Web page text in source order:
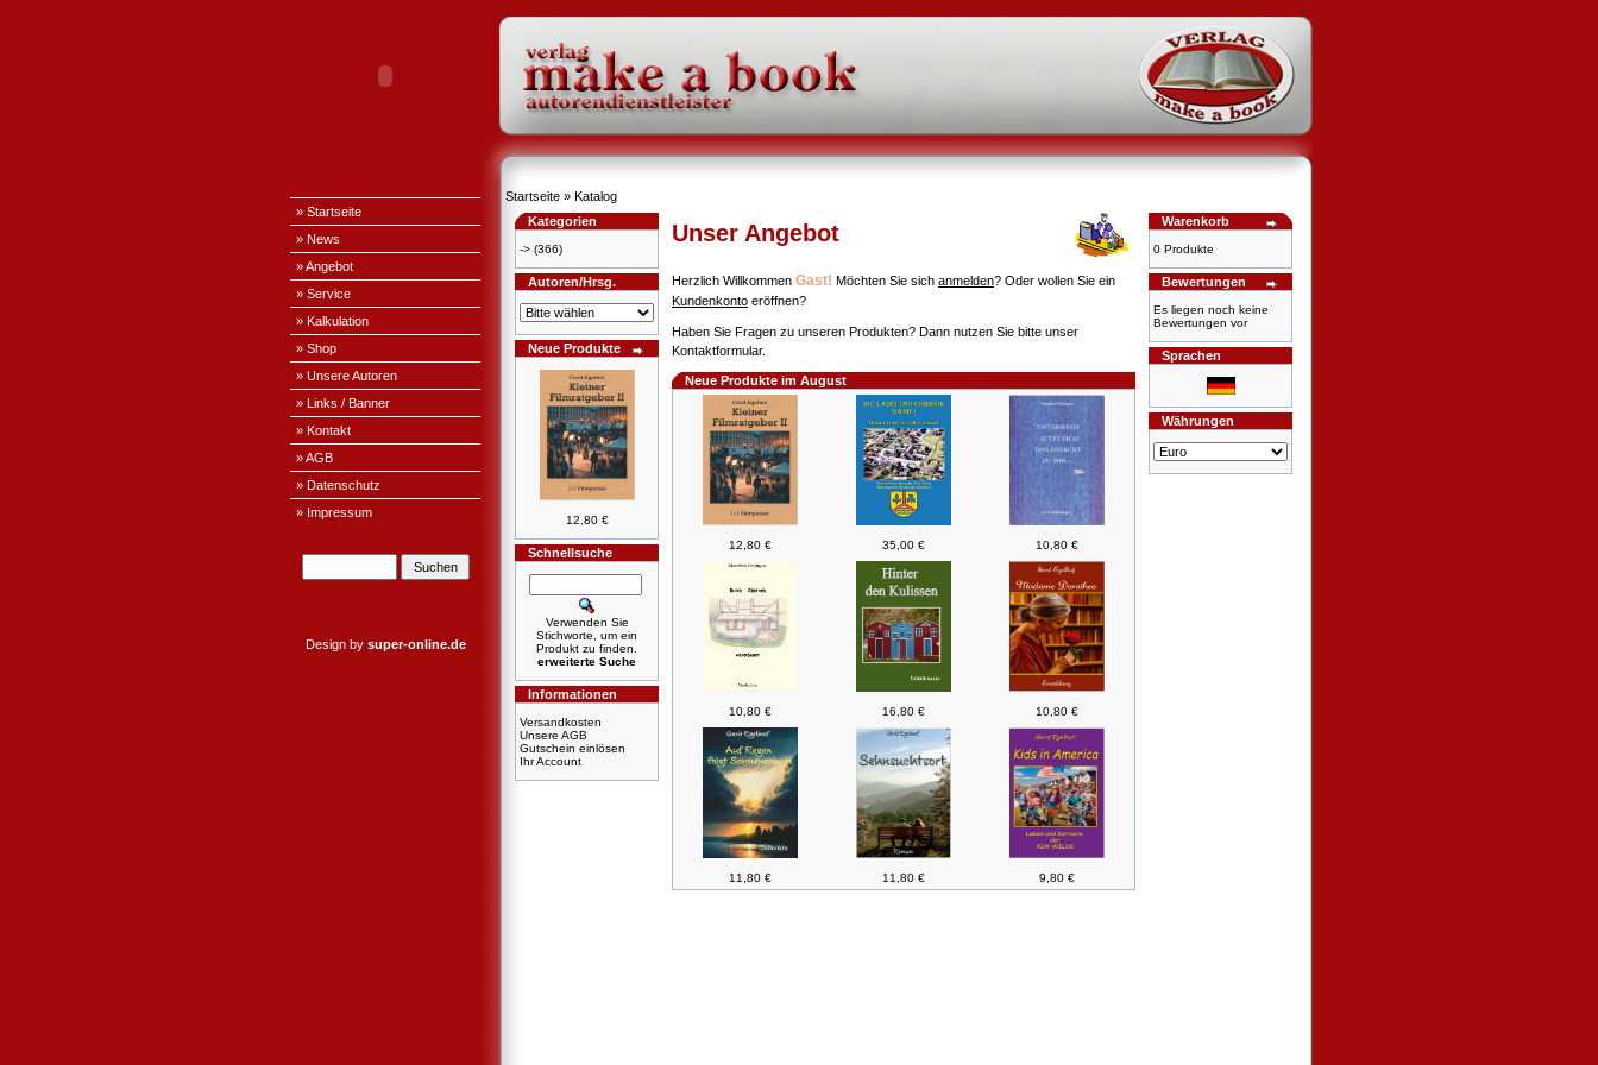
» Startseite
» News
» Angebot
» Service
» Kalkulation
» Shop
» Unsere Autoren
» Links / Banner
» Kontakt
» AGB
» Datenschutz
» Impressum
Design by super-online.de
Startseite » Katalog
Kategorien
-> (366)
Autoren/Hrsg.
Neue Produkte
12,80 €
Schnellsuche
Verwenden Sie
Stichworte, um ein
Produkt zu finden.
erweiterte Suche
Informationen
Versandkosten
Unsere AGB
Gutschein einlösen
Ihr Account
Unser Angebot
Herzlich Willkommen Gast! Möchten Sie sich anmelden? Oder wollen Sie ein
Kundenkonto eröffnen?
Haben Sie Fragen zu unseren Produkten? Dann nutzen Sie bitte unser
Kontaktformular.
Neue Produkte im August
12,80 € 35,00 € 10,80 €
10,80 € 16,80 € 10,80 €
11,80 € 11,80 € 9,80 €
Warenkorb
0 Produkte
Bewertungen
Es liegen noch keine
Bewertungen vor
Sprachen
Währungen